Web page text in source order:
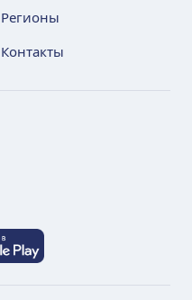
Регионы
Контакты